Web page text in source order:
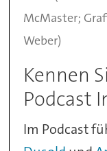
McMaster;
Weber)
Kennen
Podcast
Im Podcast